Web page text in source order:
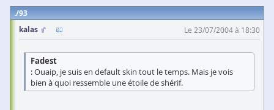
93
kalas
Le 23/07/2004 à 18:30
Fadest
: Ouaip, je suis en default skin tout le temps. Mais je vois
bien à quoi ressemble une étoile de shérif.